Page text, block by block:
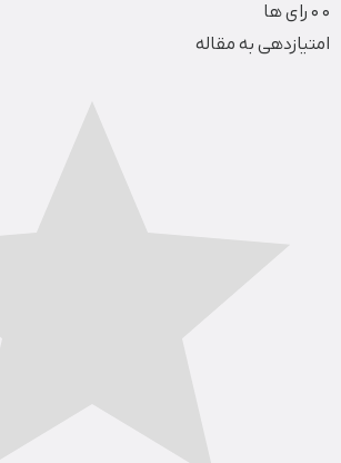
0
0رای ها
امتیازدهی به مقاله